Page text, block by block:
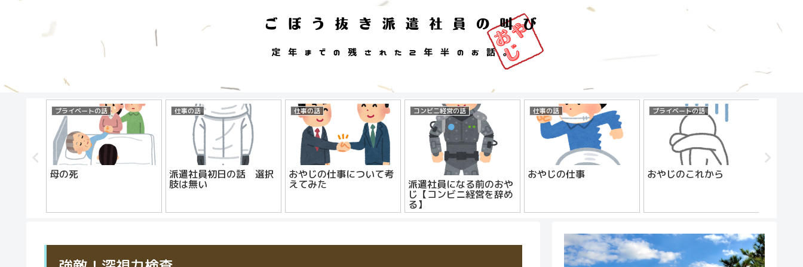
プライベートの話
母の死
仕事の話
派遣社員初日の話 選択
肢は無い
仕事の話
おやじの仕事について考
えてみた
コンビニ経営の話
派遣社員になる前のおや
じ【コンビニ経営を辞め
る】
仕事の話
おやじの仕事
プライベートの話
おやじのこれから